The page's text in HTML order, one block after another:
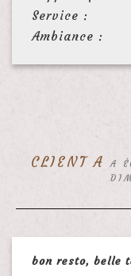
Service :
Ambiance :
CLIENT A
A
bon resto, belle